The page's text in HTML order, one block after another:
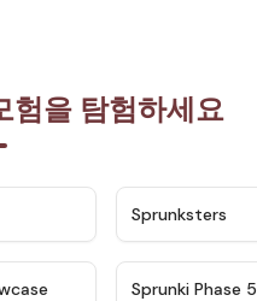
험을 탐험하세요
Sprunksters
★ 4.6
Sprunki Phase 5